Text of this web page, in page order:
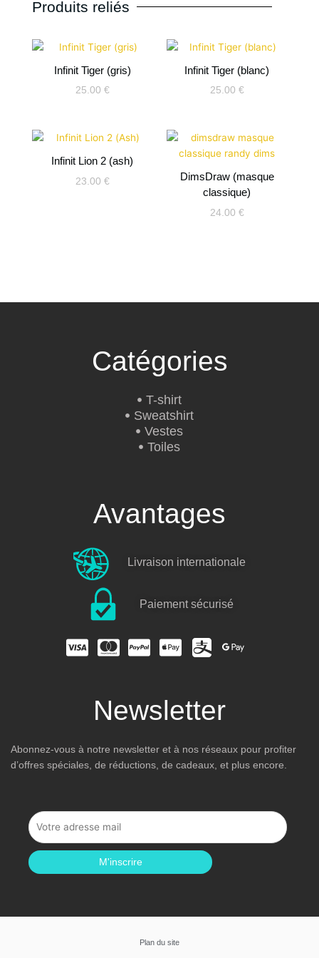
Produits reliés
Infinit Tiger (gris)
25.00 €
Infinit Tiger (blanc)
25.00 €
Infinit Lion 2 (ash)
23.00 €
DimsDraw (masque
classique)
24.00 €
Catégories
T-shirt
Sweatshirt
Vestes
Toiles
Avantages
Livraison internationale
Paiement sécurisé
Newsletter
Abonnez-vous à notre newsletter et à nos réseaux pour profiter
d’offres spéciales, de réductions, de cadeaux, et plus encore.
M'inscrire
Plan du site